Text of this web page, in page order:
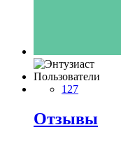
Пользователи
127
Отзывы